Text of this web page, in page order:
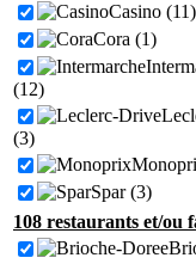
Casino (11)
Cora (1)
(12)
(3)
Spar (3)
108 restaurants et/ou